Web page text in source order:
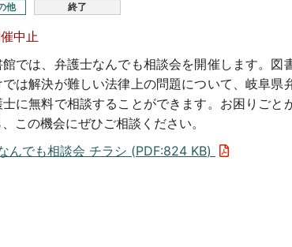
他 終了
中止
では、弁護士なんでも相談会を開催します。図
は解決が難しい法律上の問題について、岐阜県
に無料で相談することができます。お困りごと
この機会にぜひご相談ください。
んでも相談会 チラシ (PDF:824 KB)